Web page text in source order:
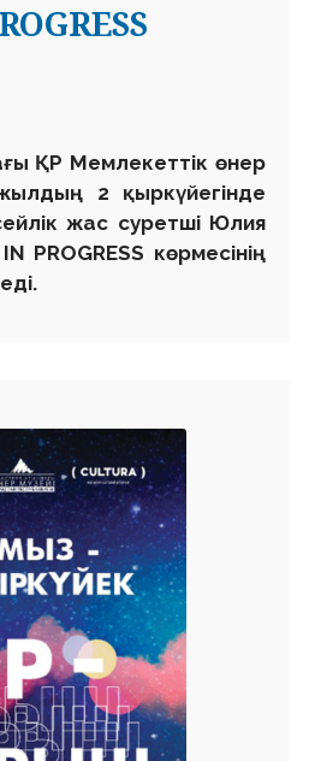
ҚР Мемлекеттік өнер
2 қыркүйегінде
жас суретші Юлия
PROGRESS көрмесінің